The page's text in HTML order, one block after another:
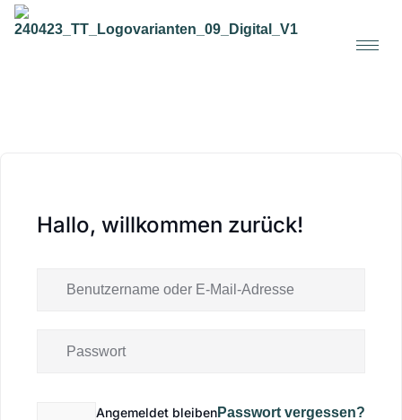
Hallo, willkommen zurück!
Angemeldet bleibenPasswort vergessen?